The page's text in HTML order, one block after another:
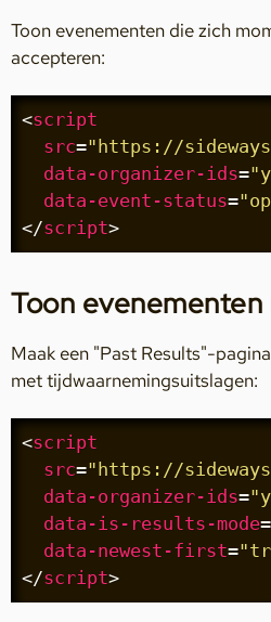
Toon evenementen die zich
accepteren:
<script
src="https://
data-organizer-ids=
data-event-status=
</script>
Toon
Maak een "Past Results"-
met tijdwaarnemingsuitslagen:
<script
src="https://
data-organizer-ids=
data-is-results-mode=
data-newest-first=
</script>